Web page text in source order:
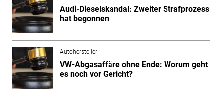
Audi-Dieselskandal: Zweiter Strafprozess
hat begonnen
Autohersteller
VW-Abgasaffäre ohne Ende: Worum geht
es noch vor Gericht?